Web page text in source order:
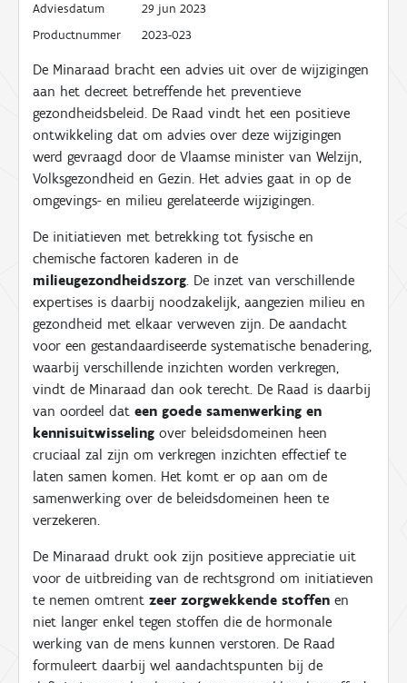
Adviesdatum
29 jun 2023
Productnummer
2023-023
De Minaraad bracht een advies uit over de wijzigingen
aan het decreet betreffende het preventieve
gezondheidsbeleid. De Raad vindt het een positieve
ontwikkeling dat om advies over deze wijzigingen
werd gevraagd door de Vlaamse minister van Welzijn,
Volksgezondheid en Gezin. Het advies gaat in op de
omgevings- en milieu gerelateerde wijzigingen.
De initiatieven met betrekking tot fysische en
chemische factoren kaderen in de
milieugezondheidszorg. De inzet van verschillende
expertises is daarbij noodzakelijk, aangezien milieu en
gezondheid met elkaar verweven zijn. De aandacht
voor een gestandaardiseerde systematische benadering,
waarbij verschillende inzichten worden verkregen,
vindt de Minaraad dan ook terecht. De Raad is daarbij
van oordeel dat een goede samenwerking en
kennisuitwisseling over beleidsdomeinen heen
cruciaal zal zijn om verkregen inzichten effectief te
laten samen komen. Het komt er op aan om de
samenwerking over de beleidsdomeinen heen te
verzekeren.
De Minaraad drukt ook zijn positieve appreciatie uit
voor de uitbreiding van de rechtsgrond om initiatieven
te nemen omtrent zeer zorgwekkende stoffen en
niet langer enkel tegen stoffen die de hormonale
werking van de mens kunnen verstoren. De Raad
formuleert daarbij wel aandachtspunten bij de